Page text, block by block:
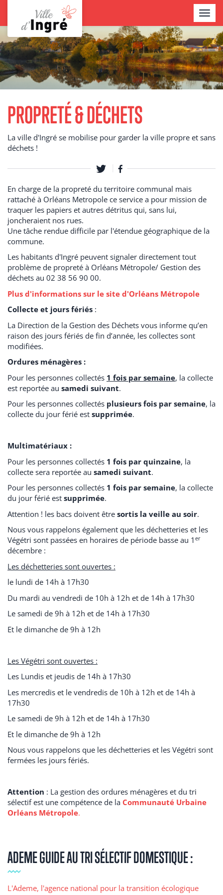
contenu
principal
Contenu
PROPRETÉ & DÉCHETS
La ville d'Ingré se mobilise pour garder la ville propre et sans
déchets !
En charge de la propreté du territoire communal mais
rattaché à Orléans Metropole ce service a pour mission de
traquer les papiers et autres détritus qui, sans lui,
joncheraient nos rues.
Une tâche rendue difficile par l'étendue géographique de la
commune.
Les habitants d'Ingré peuvent signaler directement tout
problème de propreté à Orléans Métropole/ Gestion des
déchets au 02 38 56 90 00.
Plus d'informations sur le site d'Orléans Métropole
Collecte et jours fériés :
La Direction de la Gestion des Déchets vous informe qu’en
raison des jours fériés de fin d’année, les collectes sont
modifiées.
Ordures ménagères :
Pour les personnes collectés 1 fois par semaine, la collecte
est reportée au samedi suivant.
Pour les personnes collectés plusieurs fois par semaine, la
collecte du jour férié est supprimée.
Multimatériaux :
Pour les personnes collectés 1 fois par quinzaine, la
collecte sera reportée au samedi suivant.
Pour les personnes collectés 1 fois par semaine, la collecte
du jour férié est supprimée.
Attention ! les bacs doivent être sortis la veille au soir.
Nous vous rappelons également que les déchetteries et les
Végétri sont passées en horaires de période basse au 1 er
décembre :
Les déchetteries sont ouvertes :
le lundi de 14h à 17h30
Du mardi au vendredi de 10h à 12h et de 14h à 17h30
Le samedi de 9h à 12h et de 14h à 17h30
Et le dimanche de 9h à 12h
Les Végétri sont ouvertes :
Les Lundis et jeudis de 14h à 17h30
Les mercredis et le vendredis de 10h à 12h et de 14h à
17h30
Le samedi de 9h à 12h et de 14h à 17h30
Et le dimanche de 9h à 12h
Nous vous rappelons que les déchetteries et les Végétri sont
fermées les jours fériés.
Attention : La gestion des ordures ménagères et du tri
sélectif est une compétence de la Communauté Urbaine
Orléans Métropole.
ADEME GUIDE AU TRI SÉLECTIF DOMESTIQUE :
L'Ademe, l'agence national pour la transition écologique